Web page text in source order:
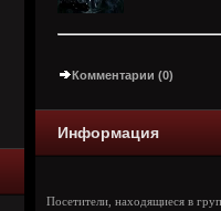
Комментарии (0)
Информация
Посетители, находящиеся в